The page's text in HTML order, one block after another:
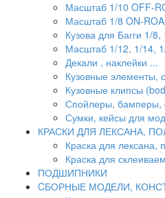
Масштаб 1/10 OFF-
Масштаб 1/8 ON-
Кузова для Багги 1/8,
Масштаб 1/12, 1/14,
Декали , наклейки ...
Кузовные элементы,
Кузовные клипсы
Спойлеры, бамперы,
Сумки, кейсы для
КРАСКИ ДЛЯ ЛЕКСАНА,
Краска для лексана,
Краска для
ПОДШИПНИКИ
CБОРНЫЕ МОДЕЛИ,